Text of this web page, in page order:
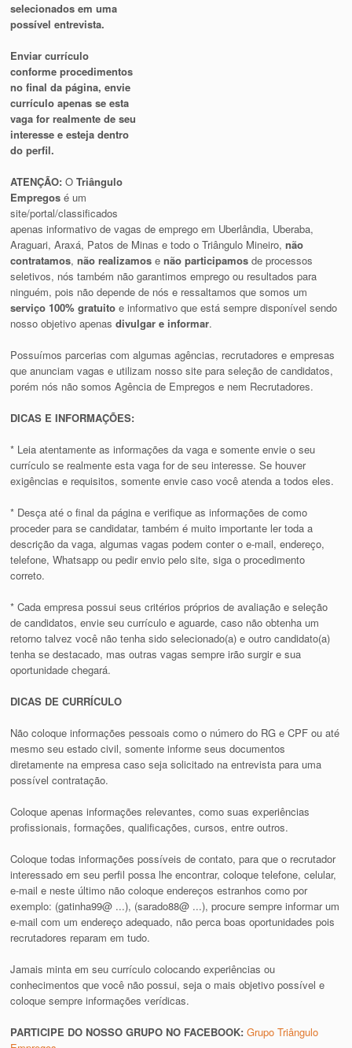
selecionados em uma
possível entrevista.
Enviar currículo
conforme procedimentos
no final da página, envie
currículo apenas se esta
vaga for realmente de seu
interesse e esteja dentro
do perfil.
ATENÇÃO: OTriângulo
Empregos é um
site/portal/classificados
apenas informativo de vagas de emprego em Uberlândia, Uberaba,
Araguari, Araxá, Patos de Minas e todo o Triângulo Mineiro,não
contratamos,não realizamos enão participamos de processos
seletivos, nós também não garantimos emprego ou resultados para
ninguém, pois não depende de nós e ressaltamos que somos um
serviço 100% gratuito e informativo que está sempre disponível sendo
nosso objetivo apenasdivulgar e informar.
Possuímos parcerias com algumas agências, recrutadores e empresas
que anunciam vagas e utilizam nosso site para seleção de candidatos,
porém nós não somos Agência de Empregos e nem Recrutadores.
DICAS E INFORMAÇÕES:
* Leia atentamente as informações da vaga e somente envie o seu
currículo se realmente esta vaga for de seu interesse. Se houver
exigências e requisitos, somente envie caso você atenda a todos eles.
* Desça até o final da página e verifique as informações de como
proceder para se candidatar, também é muito importante ler toda a
descrição da vaga, algumas vagas podem conter o e-mail, endereço,
telefone, Whatsapp ou pedir envio pelo site, siga o procedimento
correto.
* Cada empresa possui seus critérios próprios de avaliação e seleção
de candidatos, envie seu currículo e aguarde, caso não obtenha um
retorno talvez você não tenha sido selecionado(a) e outro candidato(a)
tenha se destacado, mas outras vagas sempre irão surgir e sua
oportunidade chegará.
DICAS DE CURRÍCULO
Não coloque informações pessoais como o número do RG e CPF ou até
mesmo seu estado civil, somente informe seus documentos
diretamente na empresa caso seja solicitado na entrevista para uma
possível contratação.
Coloque apenas informações relevantes, como suas experiências
profissionais, formações, qualificações, cursos, entre outros.
Coloque todas informações possíveis de contato, para que o recrutador
interessado em seu perfil possa lhe encontrar, coloque telefone, celular,
e-mail e neste último não coloque endereços estranhos como por
exemplo: (gatinha99@ ...), (sarado88@ ...), procure sempre informar um
e-mail com um endereço adequado, não perca boas oportunidades pois
recrutadores reparam em tudo.
Jamais minta em seu currículo colocando experiências ou
conhecimentos que você não possui, seja o mais objetivo possível e
coloque sempre informações verídicas.
PARTICIPE DO NOSSO GRUPO NO FACEBOOK:Grupo Triângulo